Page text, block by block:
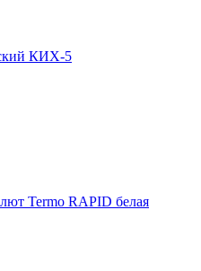
КИХ-5
Termo RAPID белая